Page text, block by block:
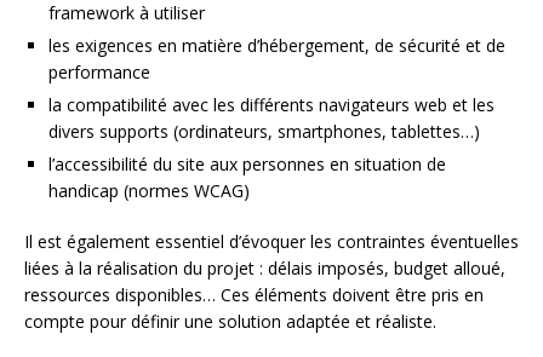
framework à utiliser
les exigences en matière d’hébergement, de sécurité et de
performance
la compatibilité avec les différents navigateurs web et les
divers supports (ordinateurs, smartphones, tablettes…)
l’accessibilité du site aux personnes en situation de
handicap (normes WCAG)
Il est également essentiel d’évoquer les contraintes éventuelles
liées à la réalisation du projet : délais imposés, budget alloué,
ressources disponibles… Ces éléments doivent être pris en
compte pour définir une solution adaptée et réaliste.